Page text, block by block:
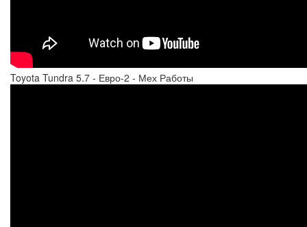
Toyota Tundra 5.7 - Евро-2 - Мех Работы